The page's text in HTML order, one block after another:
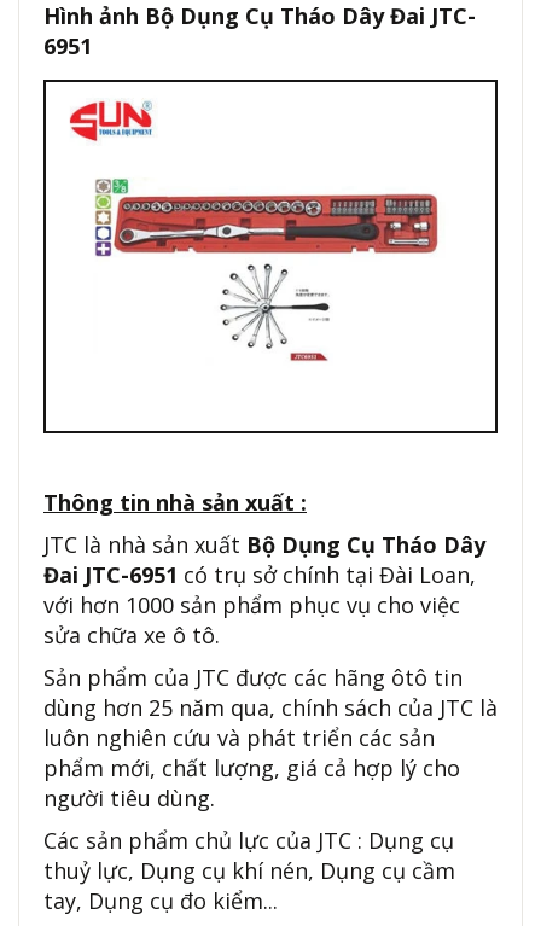
Hình ảnh Bộ Dụng Cụ Tháo Dây Đai JTC-
6951
Thông tin nhà sản xuất :
JTC là nhà sản xuất Bộ Dụng Cụ Tháo Dây
Đai JTC-6951 có trụ sở chính tại Đài Loan,
với hơn 1000 sản phẩm phục vụ cho việc
sửa chữa xe ô tô.
Sản phẩm của JTC được các hãng ôtô tin
dùng hơn 25 năm qua, chính sách của JTC là
luôn nghiên cứu và phát triển các sản
phẩm mới, chất lượng, giá cả hợp lý cho
người tiêu dùng.
Các sản phẩm chủ lực của JTC : Dụng cụ
thuỷ lực, Dụng cụ khí nén, Dụng cụ cầm
tay, Dụng cụ đo kiểm...